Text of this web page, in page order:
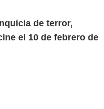
de terror,
el 10 de febrero de